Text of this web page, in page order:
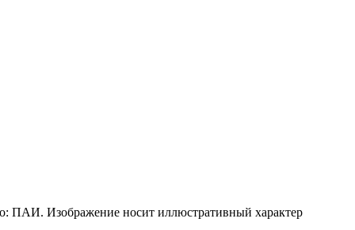
ПАИ. Изображение носит иллюстративный характер